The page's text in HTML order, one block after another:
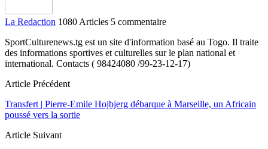
La Redaction 1080 Articles 5 commentaire
SportCulturenews.tg est un site d'information basé au Togo. Il traite
des informations sportives et culturelles sur le plan national et
international. Contacts ( 98424080 /99-23-12-17)
Article Précédent
Transfert | Pierre-Emile Hojbjerg débarque à Marseille, un Africain
poussé vers la sortie
Article Suivant